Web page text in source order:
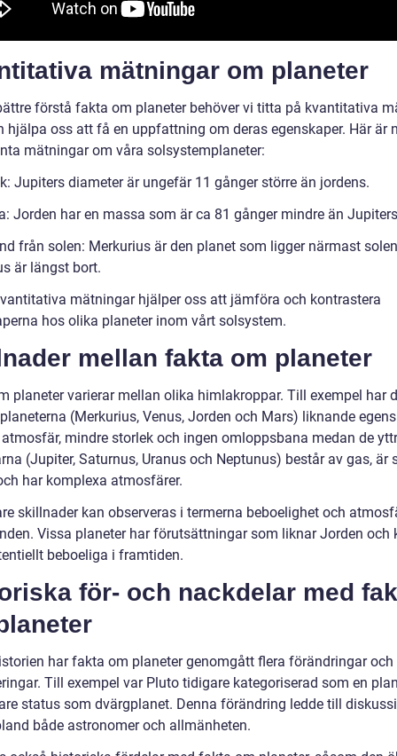
mätningar om planeter
förstå fakta om planeter behöver vi titta på kvantitativa
hjälpa oss att få en uppfattning om deras egenskaper. Här är
mätningar om våra solsystemplaneter:
Jupiters diameter är ungefär 11 gånger större än jordens.
Jorden har en massa som är ca 81 gånger mindre än
från solen: Merkurius är den planet som ligger närmast
är längst bort.
mätningar hjälper oss att jämföra och kontrastera
hos olika planeter inom vårt solsystem.
mellan fakta om planeter
planeter varierar mellan olika himlakroppar. Till exempel har
(Merkurius, Venus, Jorden och Mars) liknande
mindre storlek och ingen omloppsbana medan de
(Jupiter, Saturnus, Uranus och Neptunus) består av gas, är
har komplexa atmosfärer.
skillnader kan observeras i termerna beboelighet och
Vissa planeter har förutsättningar som liknar Jorden och
beboeliga i framtiden.
för- och nackdelar med
har fakta om planeter genomgått flera förändringar och
Till exempel var Pluto tidigare kategoriserad som en
status som dvärgplanet. Denna förändring ledde till
både astronomer och allmänheten.